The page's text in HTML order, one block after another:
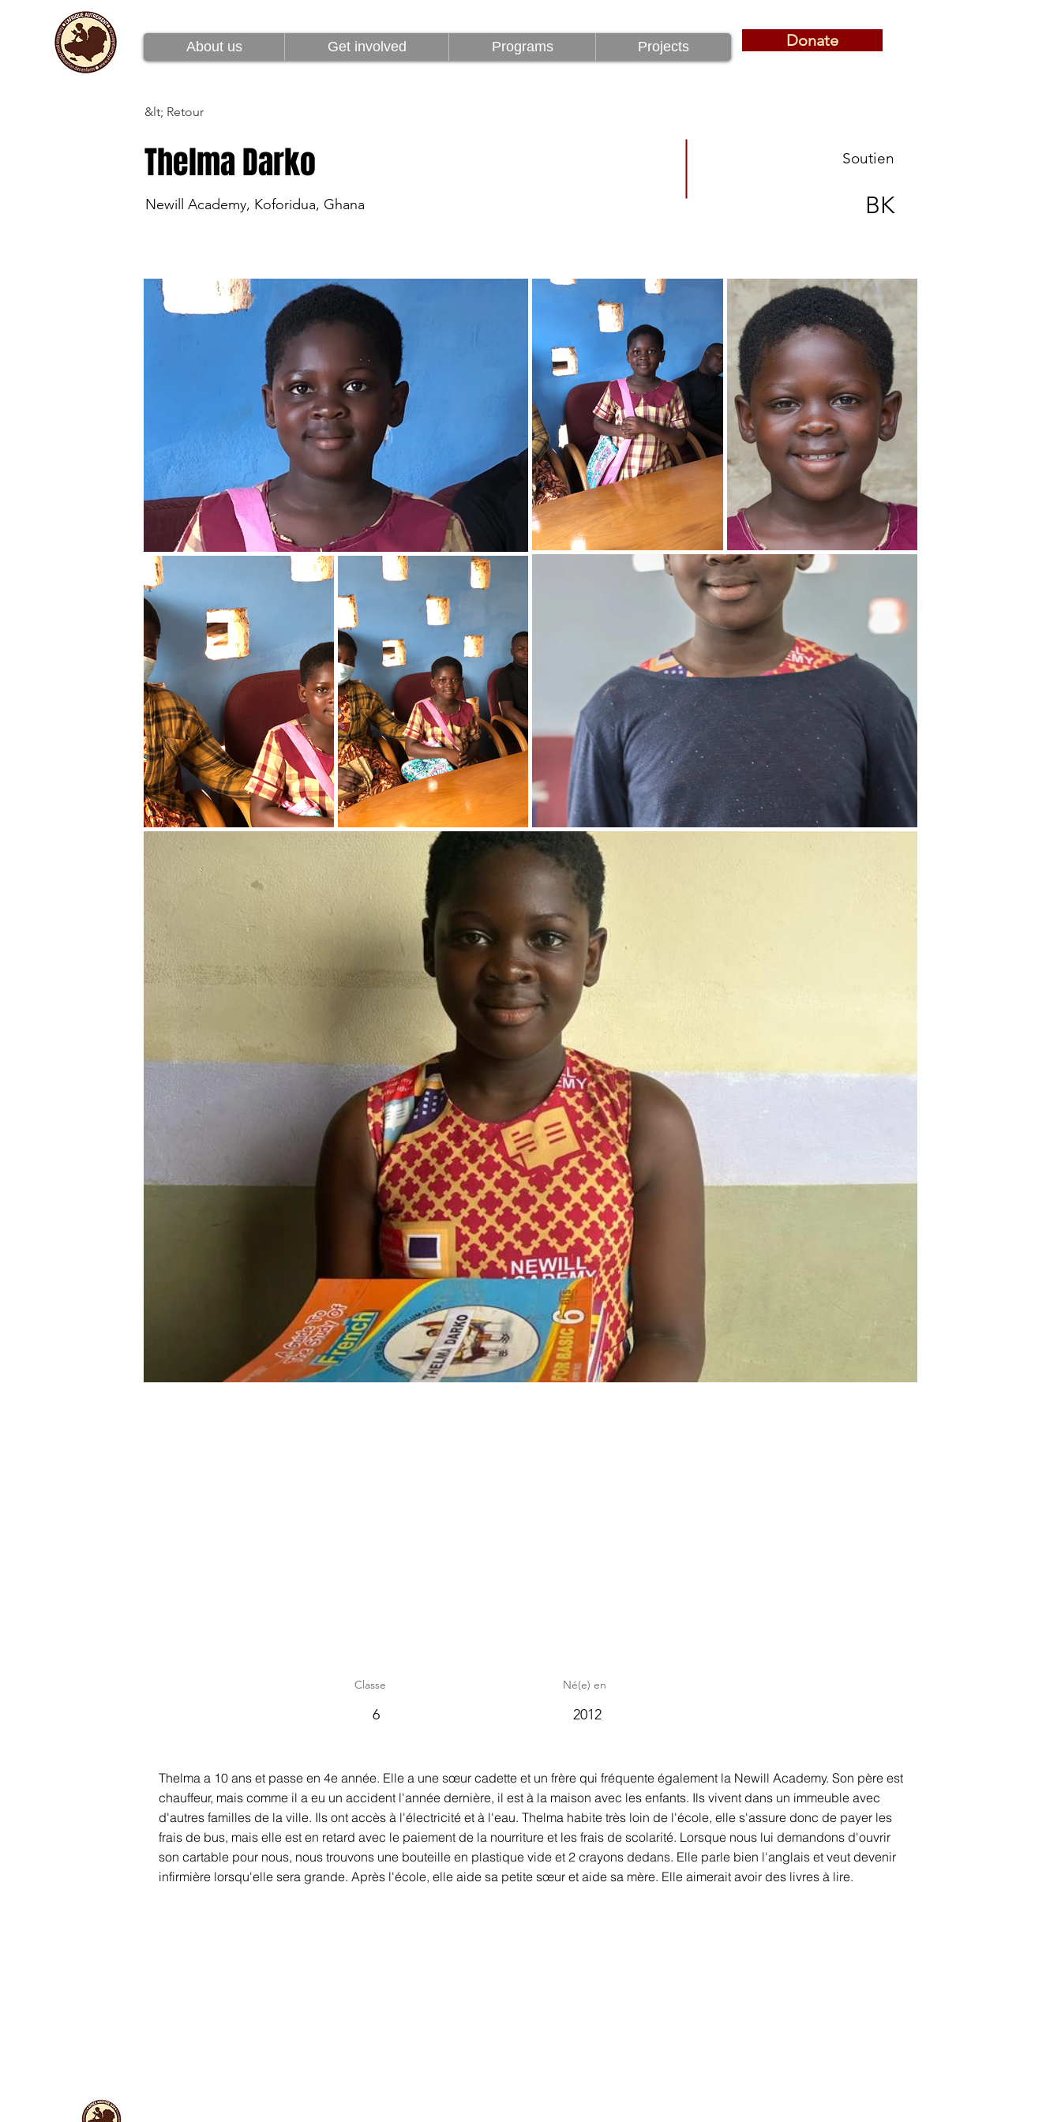
À propos de nous Être impliqué Programmes Donate
About us Get involved Programs Projects Donate
&lt; Retour
Thelma Darko
Newill Academy, Koforidua, Ghana
Soutien
BK
Classe
6
Né(e) en
2012
Thelma a 10 ans et passe en 4e année. Elle a une sœur cadette et un frère qui fréquente également la Newill Academy. Son père est
chauffeur, mais comme il a eu un accident l'année dernière, il est à la maison avec les enfants. Ils vivent dans un immeuble avec
d'autres familles de la ville. Ils ont accès à l'électricité et à l'eau. Thelma habite très loin de l'école, elle s'assure donc de payer les
frais de bus, mais elle est en retard avec le paiement de la nourriture et les frais de scolarité. Lorsque nous lui demandons d'ouvrir
son cartable pour nous, nous trouvons une bouteille en plastique vide et 2 crayons dedans. Elle parle bien l'anglais et veut devenir
infirmière lorsqu'elle sera grande. Après l'école, elle aide sa petite sœur et aide sa mère. Elle aimerait avoir des livres à lire.